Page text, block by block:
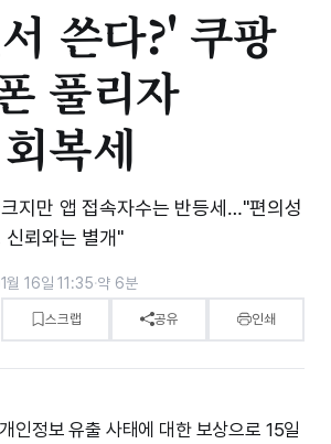
쓴다?' 쿠팡
풀리자
복세
지만 앱 접속자수는 반등세…"편의성
신뢰와는 별개"
월 16일 11:35·약 6분
스크랩 공유 인쇄
인정보 유출 사태에 대한 보상으로 15일